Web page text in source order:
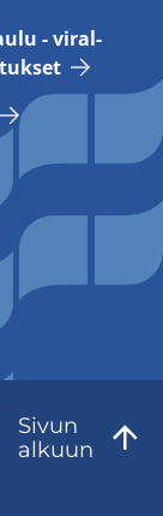
- vi­ral­
Sivun
al­kuun